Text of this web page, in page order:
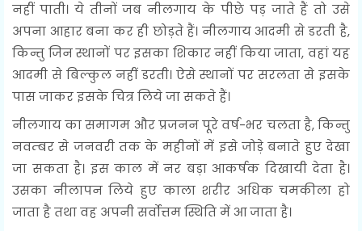
नहीं पाती। ये तीनों जब नीलगाय के पीछे पड़ जाते हैं तो उसे
अपना आहार बना कर ही छोड़ते हैं। नीलगाय आदमी से डरती है,
किन्तु जिन स्थानों पर इसका शिकार नहीं किया जाता, वहां यह
आदमी से बिल्कुल नहीं डरती। ऐसे स्थानों पर सरलता से इसके
पास जाकर इसके चित्र लिये जा सकते हैं।
नीलगाय का समागम और प्रजनन पूरे वर्ष-भर चलता है, किन्तु
नवम्बर से जनवरी तक के महीनों में इसे जोड़े बनाते हुए देखा
जा सकता है। इस काल में नर बड़ा आकर्षक दिखायी देता है।
उसका नीलापन लिये हुए काला शरीर अधिक चमकीला हो
जाता है तथा वह अपनी सर्वोत्तम स्थिति में आ जाता है।